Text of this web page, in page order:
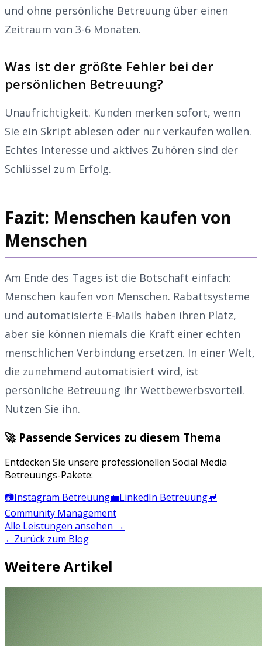
und ohne persönliche Betreuung über einen
Zeitraum von 3-6 Monaten.
Was ist der größte Fehler bei der
persönlichen Betreuung?
Unaufrichtigkeit. Kunden merken sofort, wenn
Sie ein Skript ablesen oder nur verkaufen wollen.
Echtes Interesse und aktives Zuhören sind der
Schlüssel zum Erfolg.
Fazit: Menschen kaufen von
Menschen
Am Ende des Tages ist die Botschaft einfach:
Menschen kaufen von Menschen. Rabattsysteme
und automatisierte E-Mails haben ihren Platz,
aber sie können niemals die Kraft einer echten
menschlichen Verbindung ersetzen. In einer Welt,
die zunehmend automatisiert wird, ist
persönliche Betreuung Ihr Wettbewerbsvorteil.
Nutzen Sie ihn.
🚀 Passende Services zu diesem Thema
Entdecken Sie unsere professionellen Social Media
Betreuungs-Pakete:
📷Instagram Betreuung💼LinkedIn Betreuung💬
Community Management
Alle Leistungen ansehen →
←Zurück zum Blog
Weitere Artikel